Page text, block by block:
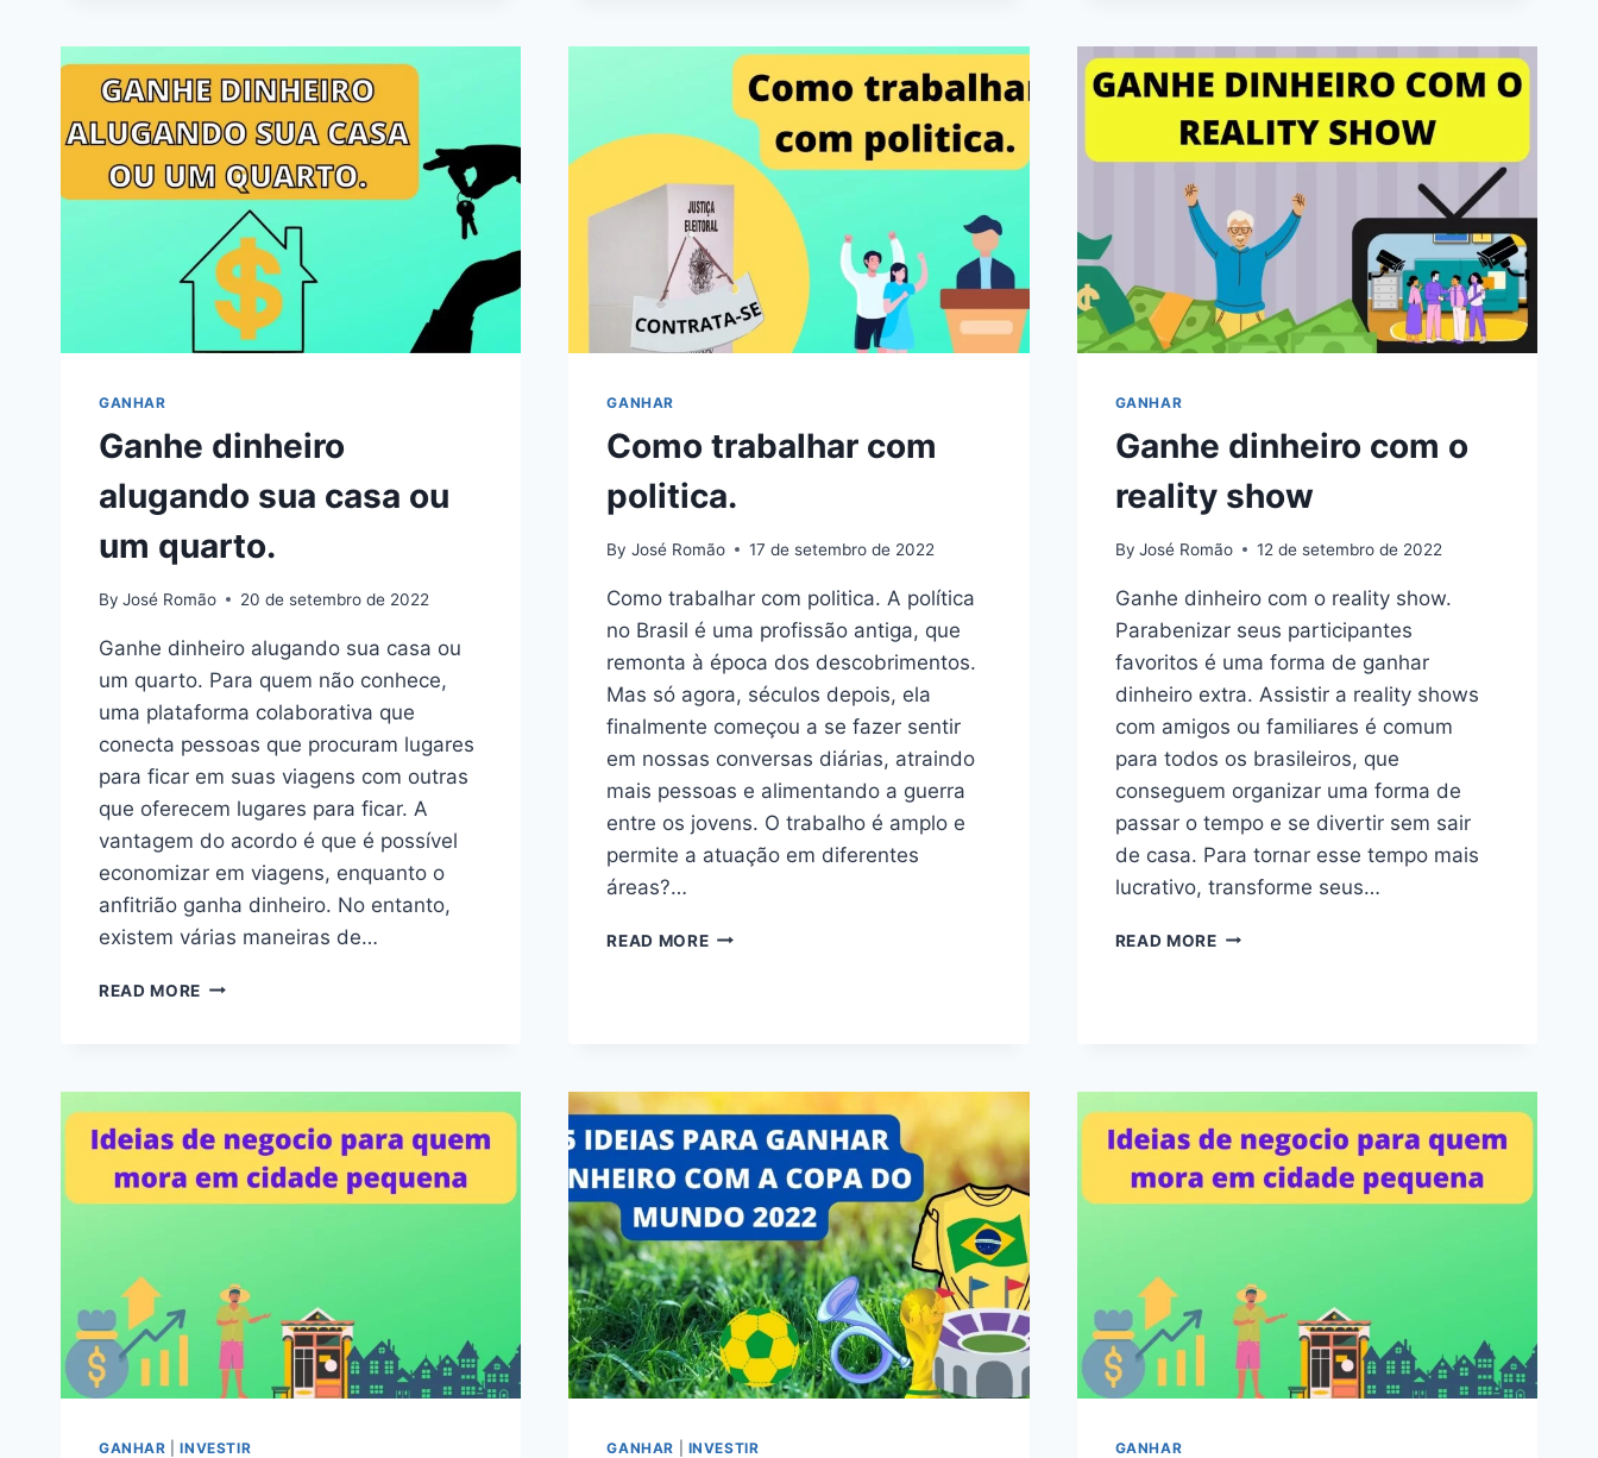
GANHAR
Ganhe dinheiro
alugando sua casa ou
um quarto.
By José Romão 20 de setembro de 2022
Ganhe dinheiro alugando sua casa ou
um quarto. Para quem não conhece,
uma plataforma colaborativa que
conecta pessoas que procuram lugares
para ficar em suas viagens com outras
que oferecem lugares para ficar. A
vantagem do acordo é que é possível
economizar em viagens, enquanto o
anfitrião ganha dinheiro. No entanto,
existem várias maneiras de…
READ MORE
GANHAR
Como trabalhar com
politica.
By José Romão 17 de setembro de 2022
Como trabalhar com politica. A política
no Brasil é uma profissão antiga, que
remonta à época dos descobrimentos.
Mas só agora, séculos depois, ela
finalmente começou a se fazer sentir
em nossas conversas diárias, atraindo
mais pessoas e alimentando a guerra
entre os jovens. O trabalho é amplo e
permite a atuação em diferentes
áreas?…
READ MORE
GANHAR
Ganhe dinheiro com o
reality show
By José Romão 12 de setembro de 2022
Ganhe dinheiro com o reality show.
Parabenizar seus participantes
favoritos é uma forma de ganhar
dinheiro extra. Assistir a reality shows
com amigos ou familiares é comum
para todos os brasileiros, que
conseguem organizar uma forma de
passar o tempo e se divertir sem sair
de casa. Para tornar esse tempo mais
lucrativo, transforme seus…
READ MORE
GANHAR |INVESTIR GANHAR INVESTIR GANHAR